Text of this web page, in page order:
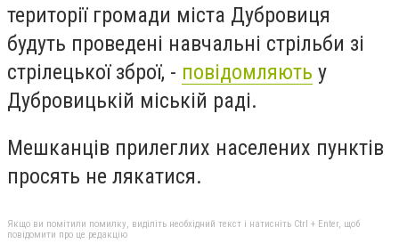
території громади міста Дубровиця
будуть проведені навчальні стрільби зі
стрілецької зброї, - повідомляють у
Дубровицькій міській раді.
Мешканців прилеглих населених пунктів
просять не лякатися.
Якщо ви помітили помилку, виділіть необхідний текст і натисніть Ctrl + Enter, щоб
повідомити про це редакцію